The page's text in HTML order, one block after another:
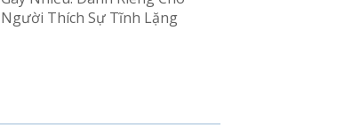
Người Thích Sự Tĩnh Lặng